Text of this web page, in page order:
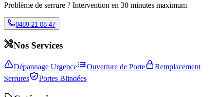
Problème de serrure ? Intervention en 30 minutes maximum
0489 21 08 47
Nos Services
Dépannage Urgence Ouverture de Porte
Remplacement
Serrures
Portes Blindées